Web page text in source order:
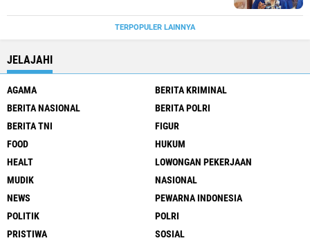
TERPOPULER LAINNYA
JELAJAHI
AGAMA
BERITA KRIMINAL
BERITA NASIONAL
BERITA POLRI
BERITA TNI
FIGUR
FOOD
HUKUM
HEALT
LOWONGAN PEKERJAAN
MUDIK
NASIONAL
NEWS
PEWARNA INDONESIA
POLITIK
POLRI
PRISTIWA
SOSIAL